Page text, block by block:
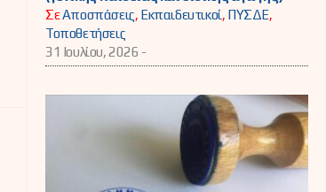
ΣεΑποσπάσεις, Εκπαιδευτικοί, ΠΥΣΔΕ,
Τοποθετήσεις
31 Ιουλίου, 2026 -